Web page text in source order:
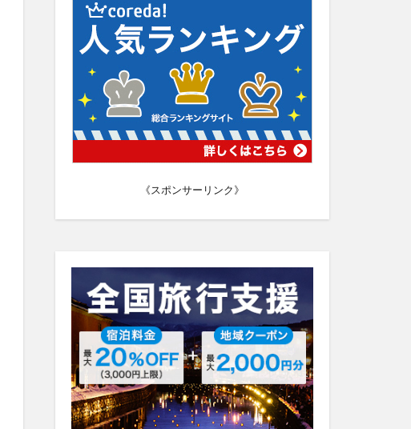
《スポンサーリンク》